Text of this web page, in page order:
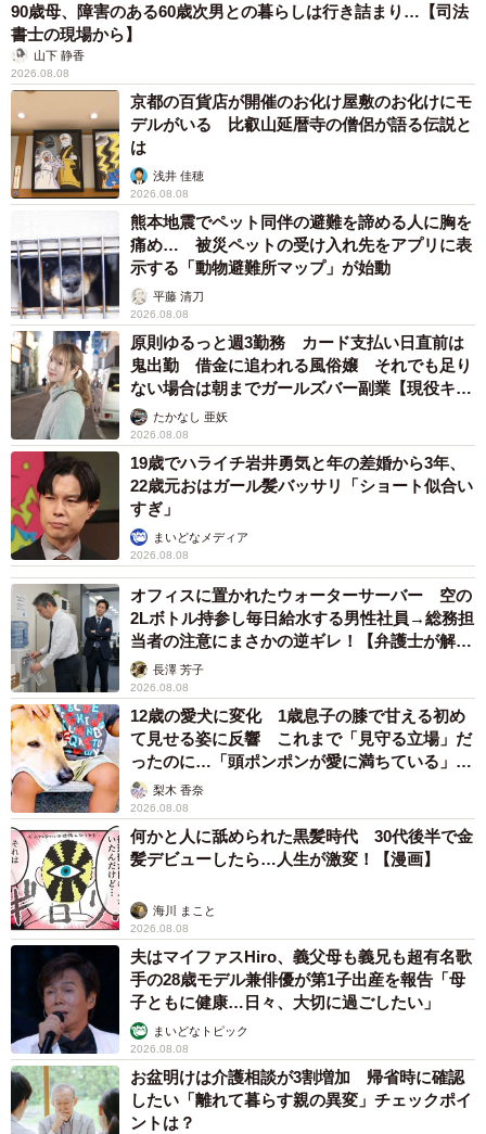
90歳母、障害のある60歳次男との暮らしは行き詰まり…【司法
書士の現場から】
山下 静香
2026.08.08
京都の百貨店が開催のお化け屋敷のお化けにモ
デルがいる 比叡山延暦寺の僧侶が語る伝説と
は
浅井 佳穂
2026.08.08
熊本地震でペット同伴の避難を諦める人に胸を
痛め… 被災ペットの受け入れ先をアプリに表
示する「動物避難所マップ」が始動
平藤 清刀
2026.08.08
原則ゆるっと週3勤務 カード支払い日直前は
鬼出勤 借金に追われる風俗嬢 それでも足り
ない場合は朝までガールズバー副業【現役キャ
ストに取材】
たかなし 亜妖
2026.08.08
19歳でハライチ岩井勇気と年の差婚から3年、
22歳元おはガール髪バッサリ「ショート似合い
すぎ」
まいどなメディア
2026.08.08
オフィスに置かれたウォーターサーバー 空の
2Lボトル持参し毎日給水する男性社員→総務担
当者の注意にまさかの逆ギレ！【弁護士が解
説】長澤 芳子
2026.08.08
12歳の愛犬に変化 1歳息子の膝で甘える初め
て見せる姿に反響 これまで「見守る立場」だ
ったのに…「頭ポンポンが愛に満ちている」
「尊…」
梨木 香奈
2026.08.08
何かと人に舐められた黒髪時代 30代後半で金
髪デビューしたら…人生が激変！【漫画】
海川 まこと
2026.08.08
夫はマイファスHiro、義父母も義兄も超有名歌
手の28歳モデル兼俳優が第1子出産を報告「母
子ともに健康…日々、大切に過ごしたい」
まいどなトピック
2026.08.08
お盆明けは介護相談が3割増加 帰省時に確認
したい「離れて暮らす親の異変」チェックポイ
ントは？